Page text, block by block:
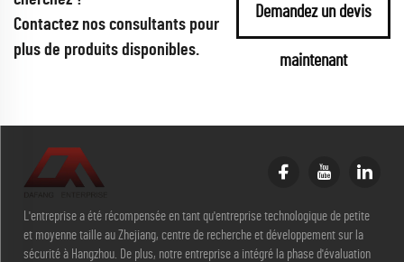
Contactez nos consultants pour
plus de produits disponibles.
Demandez un devis
maintenant
L'entreprise a été récompensée en tant qu'entreprise technologique de petite
et moyenne taille au Zhejiang, centre de recherche et développement sur la
sécurité à Hangzhou. De plus, notre entreprise a intégré la phase d'évaluation